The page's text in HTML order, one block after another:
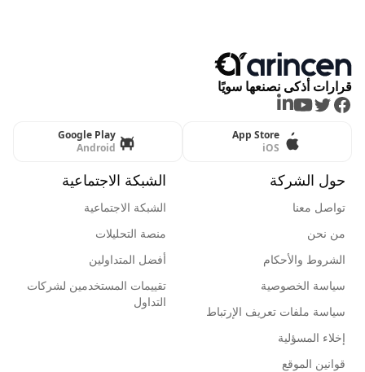
قرارات أذكى نصنعها سويًا
Facebook
Twitter
Youtube
LinkedIn
App Store
iOS
Google Play
Android
حول الشركة
تواصل معنا
من نحن
الشروط والأحكام
سياسة الخصوصية
سياسة ملفات تعريف الإرتباط
إخلاء المسؤلية
قوانين الموقع
الشبكة الاجتماعية
الشبكة الاجتماعية
منصة التحليلات
أفضل المتداولين
تقييمات المستخدمين لشركات
التداول